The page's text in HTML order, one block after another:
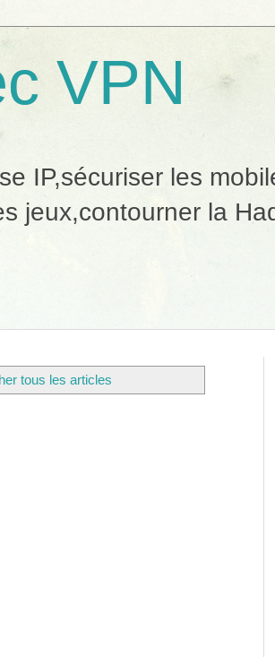
VPN
IP,sécuriser les
jeux,contourner la
tous les articles